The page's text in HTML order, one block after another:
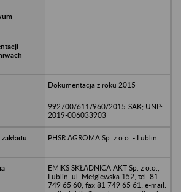
Dokumentacja z roku 2015
992700/611/960/2015-SAK; UNP:
2019-006033903
PHSR AGROMA Sp. z o.o. - Lublin
EMIKS SKŁADNICA AKT Sp. z o.o.,
Lublin, ul. Mełgiewska 152, tel. 81
749 65 60; fax 81 749 65 61; e-mail: